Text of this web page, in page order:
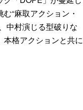
“麻取アクション・
中村演じる型破りな
格アクションと共に